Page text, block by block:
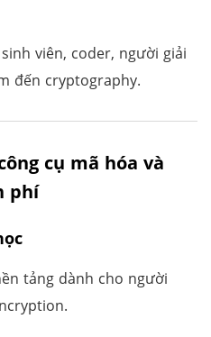
viên, coder, người giải
đến cryptography.
cụ mã hóa và
phí
tảng dành cho người